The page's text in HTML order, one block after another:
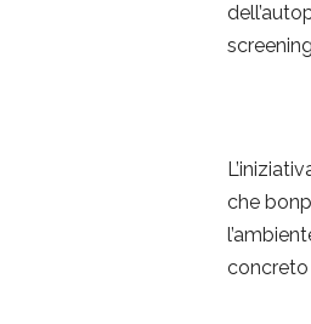
che
concreto